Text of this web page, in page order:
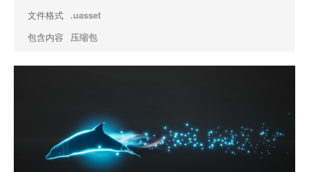
文件格式 .uasset
包含内容
压缩包